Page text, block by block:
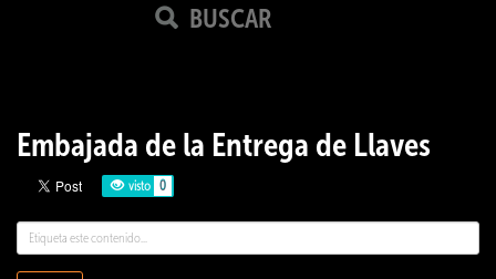
Embajada de la Entrega de Llaves
visto 0